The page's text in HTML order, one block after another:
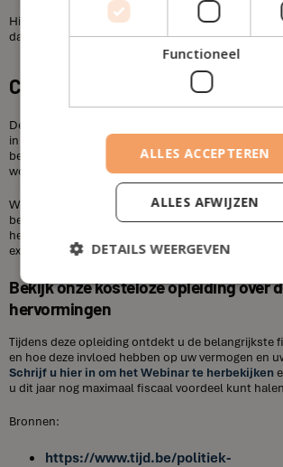
Hier staat tegenover dat het tarief van de roerende
dalen van 30% naar 25%.
Conclusie
De hervorming van de personenbelasting moet
in het fiscale landschap zorgen. De lasten op
beneden. Ter compensatie zullen inkomsten uit
worden belast.
Wilt u meer weten over de gevolgen van de fiscale
bedrijf? Volg dan ons Webinar ‘Welke impact heeft
hervorming op uw vermogen?’ of maak een
experts.
Bekijk onze kosteloze opleiding over
hervormingen
Tijdens deze opleiding ontdekt u de belangrijkste
en hoe deze invloed hebben op uw vermogen en
Schrijf u hier in om het Webinar te herbekijken
u dit jaar nog maximaal fiscaal voordeel kunt
Bronnen:
https://www.tijd.be/politiek-
Functioneel
ALLES ACCEPTEREN
ALLES AFWIJZEN
DETAILS WEERGEVEN